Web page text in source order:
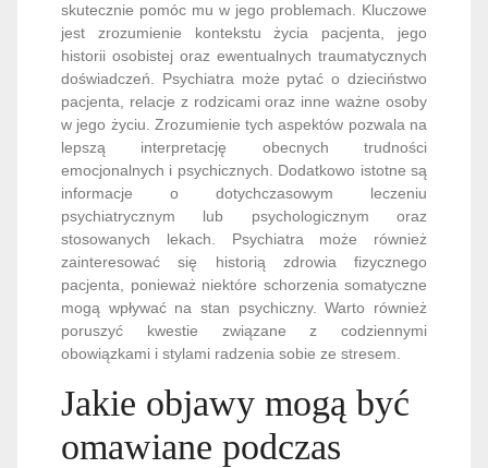
skutecznie pomóc mu w jego problemach. Kluczowe
jest zrozumienie kontekstu życia pacjenta, jego
historii osobistej oraz ewentualnych traumatycznych
doświadczeń. Psychiatra może pytać o dzieciństwo
pacjenta, relacje z rodzicami oraz inne ważne osoby
w jego życiu. Zrozumienie tych aspektów pozwala na
lepszą interpretację obecnych trudności
emocjonalnych i psychicznych. Dodatkowo istotne są
informacje o dotychczasowym leczeniu
psychiatrycznym lub psychologicznym oraz
stosowanych lekach. Psychiatra może również
zainteresować się historią zdrowia fizycznego
pacjenta, ponieważ niektóre schorzenia somatyczne
mogą wpływać na stan psychiczny. Warto również
poruszyć kwestie związane z codziennymi
obowiązkami i stylami radzenia sobie ze stresem.
Jakie objawy mogą być
omawiane podczas